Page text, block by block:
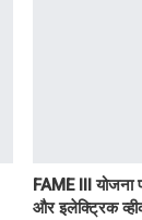
FAME III योजना
और इलेक्ट्रिक